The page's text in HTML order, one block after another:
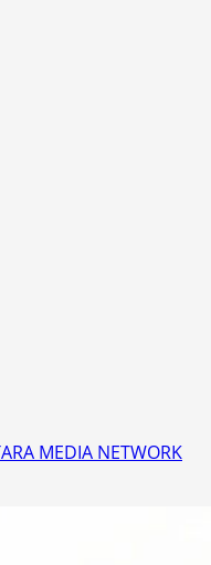
MEDIA NETWORK